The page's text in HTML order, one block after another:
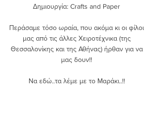
Δημιουργία: Crafts and Paper
Περάσαμε τόσο ωραία, που ακόμα κι οι φίλοι
μας από τις άλλες Χειροτέχνικα (της
Θεσσαλονίκης και της Αθήνας) ήρθαν για να
μας δουν!!
Να εδώ..τα λέμε με το Μαράκι..!!